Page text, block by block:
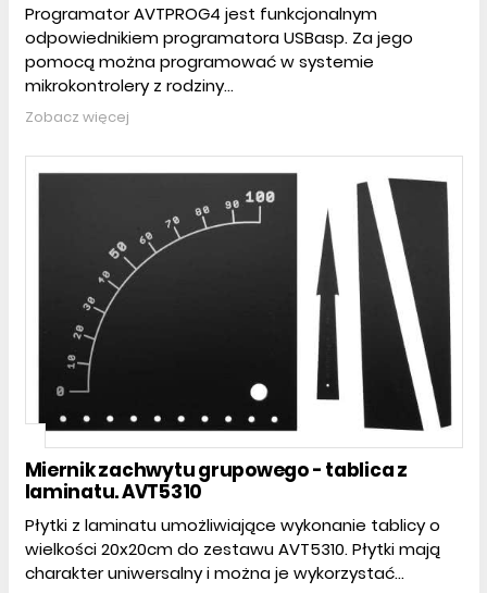
Programator AVTPROG4 jest funkcjonalnym
odpowiednikiem programatora USBasp. Za jego
pomocą można programować w systemie
mikrokontrolery z rodziny...
Zobacz więcej
Miernik zachwytu grupowego - tablica z
laminatu. AVT5310
Płytki z laminatu umożliwiające wykonanie tablicy o
wielkości 20x20cm do zestawu AVT5310. Płytki mają
charakter uniwersalny i można je wykorzystać...